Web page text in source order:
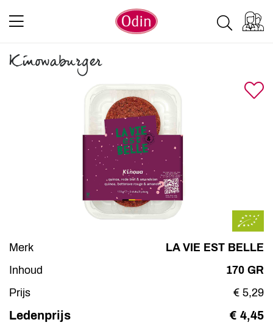
Kinowaburger
Merk
LA VIE EST BELLE
Inhoud
170 GR
Prijs
€ 5,29
Ledenprijs € 4,45